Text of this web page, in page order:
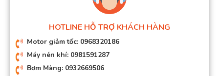
HOTLINE HỖ TRỢ KHÁCH HÀNG
Motor giảm tốc: 0968320186
Máy nén khí: 0981591287
Bơm Màng: 0932669506